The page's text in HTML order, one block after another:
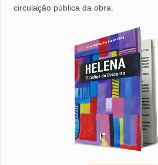
circulação pública da obra.